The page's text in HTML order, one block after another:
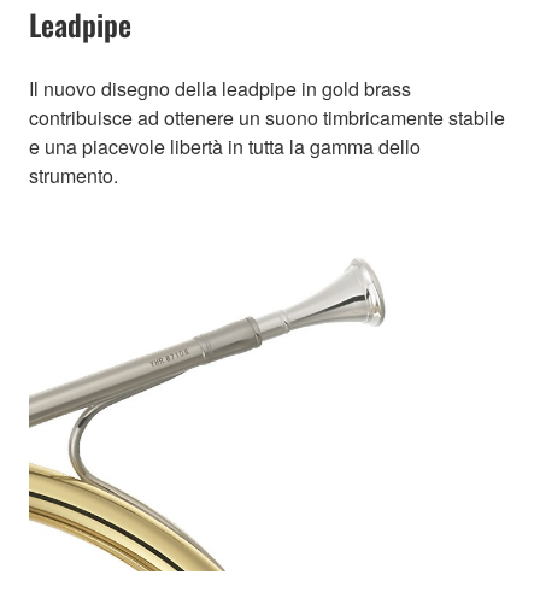
Leadpipe
Il nuovo disegno della leadpipe in gold brass
contribuisce ad ottenere un suono timbricamente stabile
e una piacevole libertà in tutta la gamma dello
strumento.